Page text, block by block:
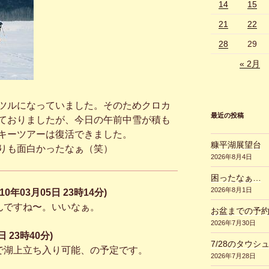
になっていました。そのためクロカ
おりましたが、今日の午前中雪が積も
ツアーは復活できました。
面白かったなぁ（笑）
年03月05日 23時14分)
すね〜。いいなぁ。
23時40分)
上立ち入り可能、の予定です。
14 15
21 22
28 29
« 2月
最近の投稿
糠平湖展望台
2026年8月4日
困ったなぁ…
2026年8月1日
お盆までの予
2026年7月30日
7/28のタウシ
2026年7月28日